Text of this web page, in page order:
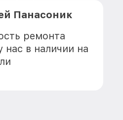
Панасоник
ремонта
в наличии на